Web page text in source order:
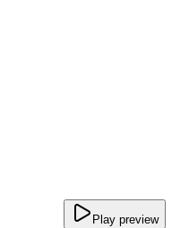
Play preview